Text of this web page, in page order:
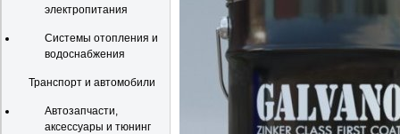
электропитания
Системы отопления и
водоснабжения
Транспорт и автомобили
Автозапчасти,
аксессуары и тюнинг